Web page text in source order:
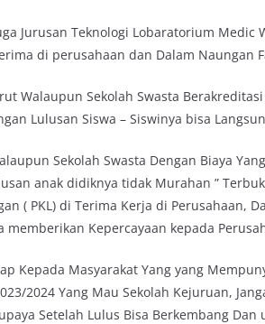
Jurusan Teknologi Lobaratorium
di perusahaan dan Dalam Naungan
Walaupun Sekolah Swasta
Lulusan Siswa – Siswinya bisa
Sekolah Swasta Dengan Biaya
anak didiknya tidak Murahan ”
( PKL) di Terima Kerja di Perusahaan,
memberikan Kepercayaan kepada
Kepada Masyarakat Yang yang
2024 Yang Mau Sekolah Kejuruan,
Setelah Lulus Bisa Berkembang Dan